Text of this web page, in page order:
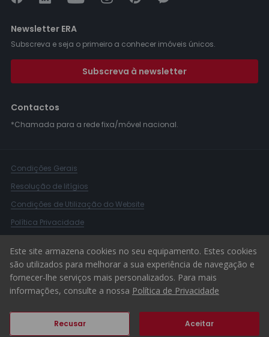
Newsletter ERA
Subscreva e seja o primeiro a conhecer imóveis únicos.
Subscreva à newsletter
Contactos
*Chamada para a rede fixa/móvel nacional.
Condições Gerais
Resolução de litígios
Condições de Utilização do Website
Política Privacidade
© 2026 ERA Portugal
Este site armazena cookies no seu equipamento. Estes cookies
são utilizados para melhorar a sua experiência de navegação e
fornecer-lhe serviços mais personalizados. Para mais
informações, consulte a nossa Política de Privacidade
Recusar Aceitar